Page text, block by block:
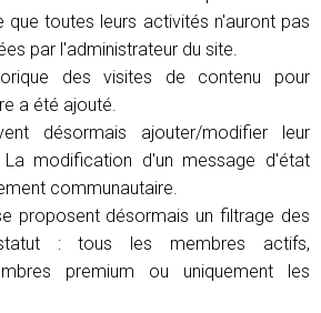
que toutes leurs activités n'auront pas
par l'administrateur du site.
des visites de contenu pour
a été ajouté.
désormais ajouter/modifier leur
modification d'un message d'état
communautaire.
proposent désormais un filtrage des
: tous les membres actifs,
premium ou uniquement les